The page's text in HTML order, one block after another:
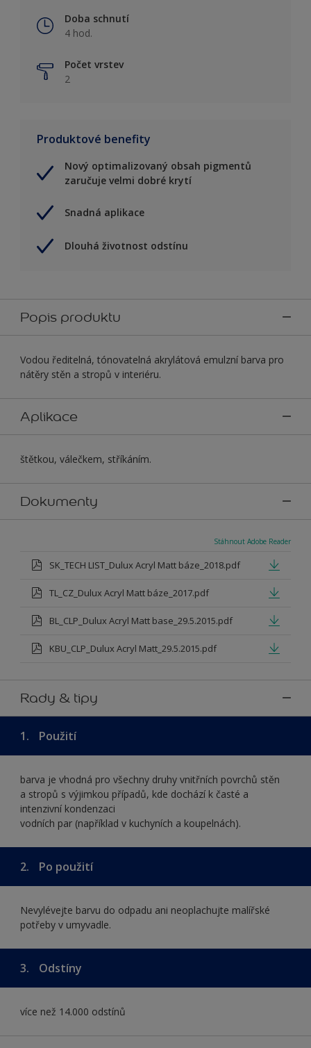
Doba schnutí
4 hod.
Počet vrstev
2
Produktové benefity
Nový optimalizovaný obsah pigmentů
zaručuje velmi dobré krytí
Snadná aplikace
Dlouhá životnost odstínu
Popis produktu
Vodou ředitelná, tónovatelná akrylátová emulzní barva pro
nátěry stěn a stropů v interiéru.
Aplikace
štětkou, válečkem, stříkáním.
Dokumenty
Stáhnout Adobe Reader
SK_TECH LIST_Dulux Acryl Matt báze_2018.pdf
TL_CZ_Dulux Acryl Matt báze_2017.pdf
BL_CLP_Dulux Acryl Matt base_29.5.2015.pdf
KBU_CLP_Dulux Acryl Matt_29.5.2015.pdf
Rady & tipy
1. Použití
barva je vhodná pro všechny druhy vnitřních povrchů stěn
a stropů s výjimkou případů, kde dochází k časté a
intenzivní kondenzaci
vodních par (například v kuchyních a koupelnách).
2. Po použití
Nevylévejte barvu do odpadu ani neoplachujte malířské
potřeby v umyvadle.
3. Odstíny
více než 14.000 odstínů